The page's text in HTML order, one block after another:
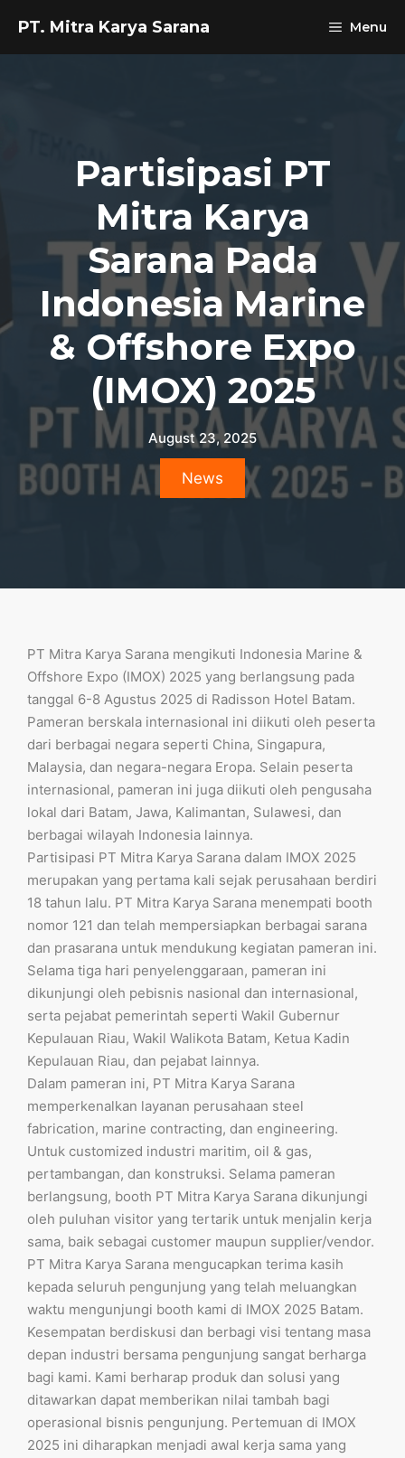
content
PT. Mitra Karya Sarana Menu
Partisipasi PT
Mitra Karya
Sarana Pada
Indonesia Marine
& Offshore Expo
(IMOX) 2025
August 23, 2025
News
PT Mitra Karya Sarana mengikuti Indonesia Marine &
Offshore Expo (IMOX) 2025 yang berlangsung pada
tanggal 6-8 Agustus 2025 di Radisson Hotel Batam.
Pameran berskala internasional ini diikuti oleh peserta
dari berbagai negara seperti China, Singapura,
Malaysia, dan negara-negara Eropa. Selain peserta
internasional, pameran ini juga diikuti oleh pengusaha
lokal dari Batam, Jawa, Kalimantan, Sulawesi, dan
berbagai wilayah Indonesia lainnya.
Partisipasi PT Mitra Karya Sarana dalam IMOX 2025
merupakan yang pertama kali sejak perusahaan berdiri
18 tahun lalu. PT Mitra Karya Sarana menempati booth
nomor 121 dan telah mempersiapkan berbagai sarana
dan prasarana untuk mendukung kegiatan pameran ini.
Selama tiga hari penyelenggaraan, pameran ini
dikunjungi oleh pebisnis nasional dan internasional,
serta pejabat pemerintah seperti Wakil Gubernur
Kepulauan Riau, Wakil Walikota Batam, Ketua Kadin
Kepulauan Riau, dan pejabat lainnya.
Dalam pameran ini, PT Mitra Karya Sarana
memperkenalkan layanan perusahaan steel
fabrication, marine contracting, dan engineering.
Untuk customized industri maritim, oil & gas,
pertambangan, dan konstruksi. Selama pameran
berlangsung, booth PT Mitra Karya Sarana dikunjungi
oleh puluhan visitor yang tertarik untuk menjalin kerja
sama, baik sebagai customer maupun supplier/vendor.
PT Mitra Karya Sarana mengucapkan terima kasih
kepada seluruh pengunjung yang telah meluangkan
waktu mengunjungi booth kami di IMOX 2025 Batam.
Kesempatan berdiskusi dan berbagi visi tentang masa
depan industri bersama pengunjung sangat berharga
bagi kami. Kami berharap produk dan solusi yang
ditawarkan dapat memberikan nilai tambah bagi
operasional bisnis pengunjung. Pertemuan di IMOX
2025 ini diharapkan menjadi awal kerja sama yang